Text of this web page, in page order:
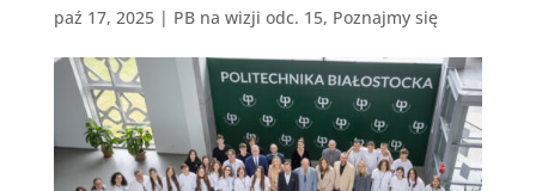
paź 17, 2025| PB na wizji odc. 15, Poznajmy się